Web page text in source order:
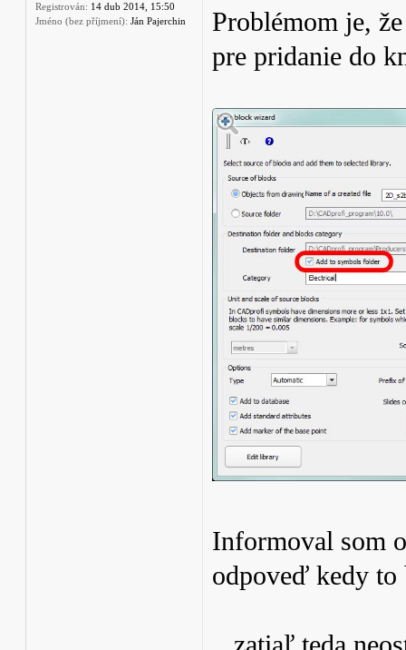
Registrován: 14 dub 2014, 15:50
Jméno (bez příjmení): Ján Pajerchin
Problémom je,
pre pridanie do
Informoval som
odpoveď kedy to